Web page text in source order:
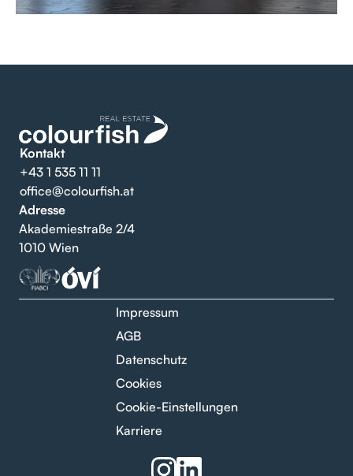
Kontakt
+43 1 535 11 11
office@colourfish.at
Adresse
Akademiestraße 2/4
1010 Wien
Impressum
AGB
Datenschutz
Cookies
Cookie-Einstellungen
Karriere